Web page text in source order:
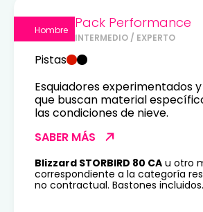
Hombre Pack Performance
INTERMEDIO / EXPERTO
Pistas
Esquiadores experimentados
que buscan material
las condiciones de nieve.
SABER MÁS
Blizzard STORBIRD 80 CA u otro
correspondiente a la categoría
no contractual. Bastones incluidos.